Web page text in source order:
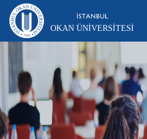
OKAN ÜNIVERSITESI